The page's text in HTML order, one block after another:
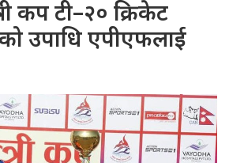
कप टी–२० क्रिकेट
उपाधि एपीएफलाई